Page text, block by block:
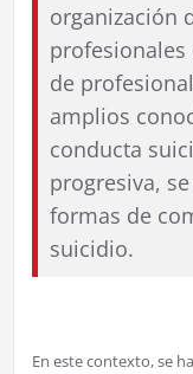
organización
de
amplios
conducta
progresiva,
formas de
suicidio.
En este contexto, se